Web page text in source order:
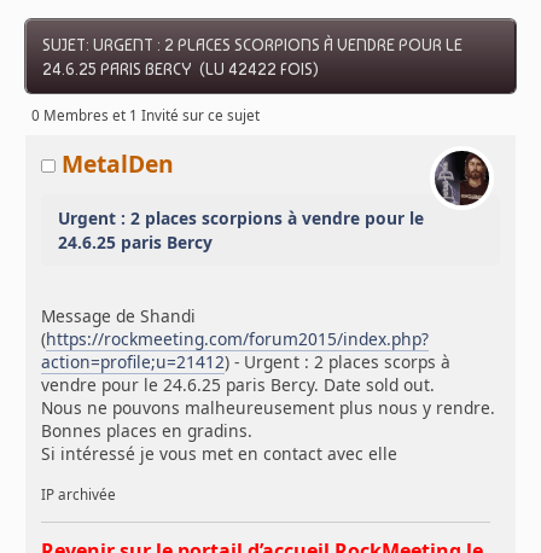
SUJET: URGENT : 2 PLACES SCORPIONS À VENDRE POUR LE
24.6.25 PARIS BERCY (LU 42422 FOIS)
0 Membres et 1 Invité sur ce sujet
MetalDen
Urgent : 2 places scorpions à vendre pour le
24.6.25 paris Bercy
Message de Shandi
(https://rockmeeting.com/forum2015/index.php?
action=profile;u=21412) - Urgent : 2 places scorps à
vendre pour le 24.6.25 paris Bercy. Date sold out.
Nous ne pouvons malheureusement plus nous y rendre.
Bonnes places en gradins.
Si intéressé je vous met en contact avec elle
IP archivée